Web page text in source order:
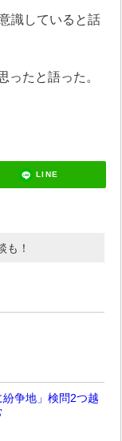
識していると話
たと語った。
LINE
も！
紛争地」検問2つ越